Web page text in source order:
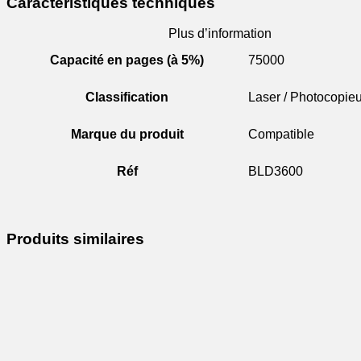
Plus d’information
Capacité en pages (à 5%)
75000
Classification Laser /
Marque du produit Compatible
Réf BLD3600
Produits similaires